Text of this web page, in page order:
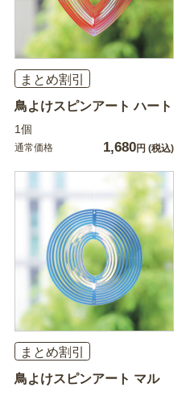
まとめ割引
鳥よけスピンアート ハート
1個
通常価格 1,680円 (税込)
まとめ割引
鳥よけスピンアート マル